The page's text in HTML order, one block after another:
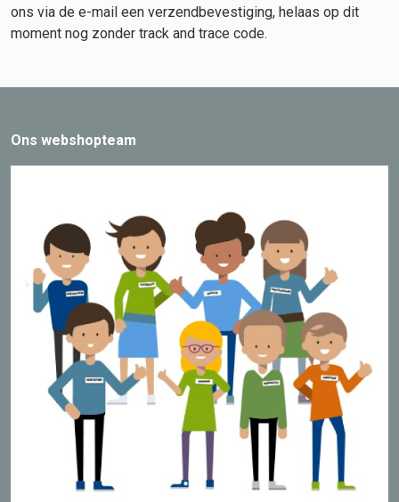
ons via de e-mail een verzendbevestiging, helaas op dit
moment nog zonder track and trace code.
Ons webshopteam